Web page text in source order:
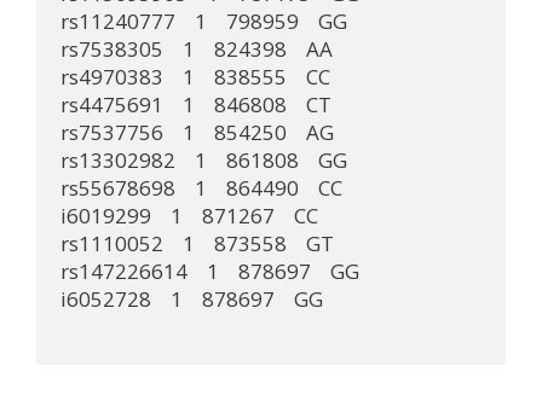
rs11240777    1    798959    GG
rs7538305    1    824398    AA
rs4970383    1    838555    CC
rs4475691    1    846808    CT
rs7537756    1    854250    AG
rs13302982    1    861808    GG
rs55678698    1    864490    CC
i6019299    1    871267    CC
rs1110052    1    873558    GT
rs147226614    1    878697    GG
i6052728    1    878697    GG